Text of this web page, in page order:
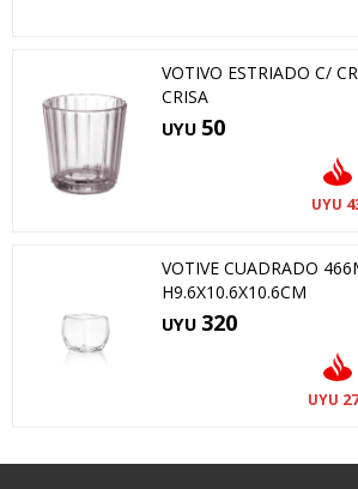
VOTIVO ESTRIADO C/
CRISA
UYU 50
UYU
VOTIVE CUADRADO
H9.6X10.6X10.6CM
UYU 320
UYU